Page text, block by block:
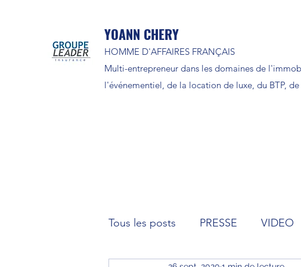
YOANN CHERY
HOMME D'AFFAIRES FRANÇAIS
Multi-entrepreneur dans les domaines de
l'événementiel, de la location de luxe, du BTP,
Tous les posts PRESSE VIDEO